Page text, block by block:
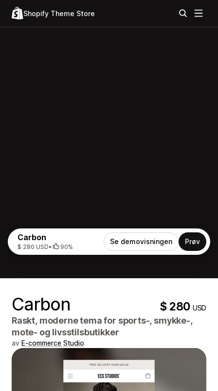
Shopify Theme Store
Carbon
$ 280 USD• 90%
Se demovisningen Prøv
Carbon $ 280USD
Raskt, moderne tema for sports-, smykke-,
mote- og livsstilsbutikker
av E-commerce Studio